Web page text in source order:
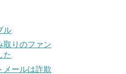
ル
取りのファン
た
メールは詐欺